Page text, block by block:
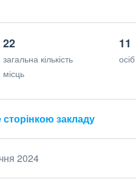
22
загальна кількість
місць
11
сторінкою закладу
2024